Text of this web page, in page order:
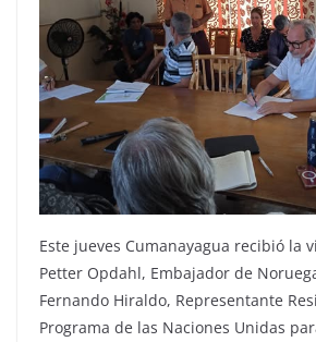
Este jueves Cumanayagua recibió la
Petter Opdahl, Embajador de
Fernando Hiraldo, Representante
Programa de las Naciones Unidas